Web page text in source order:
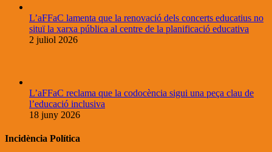
L’aFFaC lamenta que la renovació dels concerts educatius no
situï la xarxa pública al centre de la planificació educativa
2 juliol 2026
L’aFFaC reclama que la codocència sigui una peça clau de
l’educació inclusiva
18 juny 2026
Incidència Política